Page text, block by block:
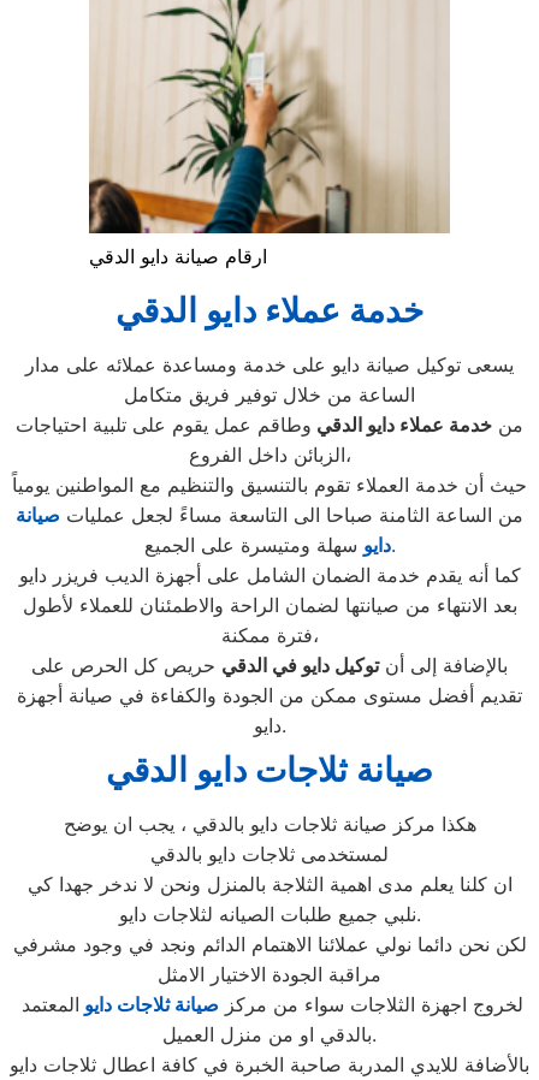
ارقام صيانة دايو الدقي
خدمة عملاء دايو الدقي
يسعى توكيل صيانة دايو على خدمة ومساعدة عملائه على مدار
الساعة من خلال توفير فريق متكامل
من خدمة عملاء دايو الدقي وطاقم عمل يقوم على تلبية احتياجات
الزبائن داخل الفروع،
حيث أن خدمة العملاء تقوم بالتنسيق والتنظيم مع المواطنين يومياً
من الساعة الثامنة صباحا الى التاسعة مساءً لجعل عمليات صيانة
دايوسهلة ومتيسرة على الجميع.
كما أنه يقدم خدمة الضمان الشامل على أجهزة الديب فريزر دايو
بعد الانتهاء من صيانتها لضمان الراحة والاطمئنان للعملاء لأطول
فترة ممكنة،
بالإضافة إلى أنتوكيل دايو في الدقي حريص كل الحرص على
تقديم أفضل مستوى ممكن من الجودة والكفاءة في صيانة أجهزة
دايو.
صيانة ثلاجات دايو الدقي
هكذا مركز صيانة ثلاجات دايو بالدقي ، يجب ان يوضح
لمستخدمى ثلاجات دايو بالدقي
ان كلنا يعلم مدى اهمية الثلاجة بالمنزل ونحن لا ندخر جهدا كي
نلبي جميع طلبات الصيانه لثلاجات دايو.
لكن نحن دائما نولي عملائنا الاهتمام الدائم ونجد في وجود مشرفي
مراقبة الجودة الاختيار الامثل
لخروج اجهزة الثلاجات سواء من مركز صيانة ثلاجات دايو المعتمد
بالدقي او من منزل العميل.
بالأضافة للايدي المدربة صاحبة الخبرة في كافة اعطال ثلاجات دايو